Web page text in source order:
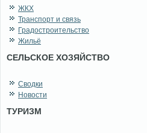
ЖКХ
Транспорт и связь
Градостроительство
Жильё
СЕЛЬСКОЕ ХОЗЯЙСТВО
Сводки
Новости
ТУРИЗМ